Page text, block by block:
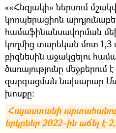
««Հնգյակի» ներսում
կոոպերացիոն
համաֆինանսավորման
կողմից տարեկան մոտ 1,3
բիզնեսին աջակցելու
ծառայությունը
զարգացման նախարար
խոսքը։
Հայաստանի
երկրներ 2022–ին աճել է